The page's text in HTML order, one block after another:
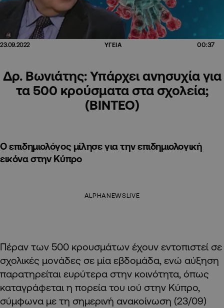
23.09.2022 ΥΓΕΙΑ 00:37
Δρ. Βωνιάτης: Υπάρχει ανησυχία για
τα 500 κρούσματα στα σχολεία;
(ΒΙΝΤΕΟ)
Ο επιδημιολόγος μίλησε για την επιδημιολογική
εικόνα στην Κύπρο
ALPHANEWSLIVE
Πέραν των 500 κρουσμάτων έχουν εντοπιστεί σε
σχολικές μονάδες σε μία εβδομάδα, ενώ αύξηση
παρατηρείται ευρύτερα στην κοινότητα, όπως
καταγράφεται η πορεία του ιού στην Κύπρο,
σύμφωνα με τη σημερινή ανακοίνωση (23/09)